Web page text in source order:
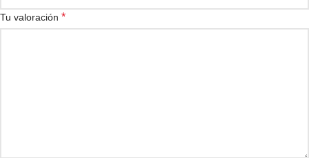
Tu valoración *